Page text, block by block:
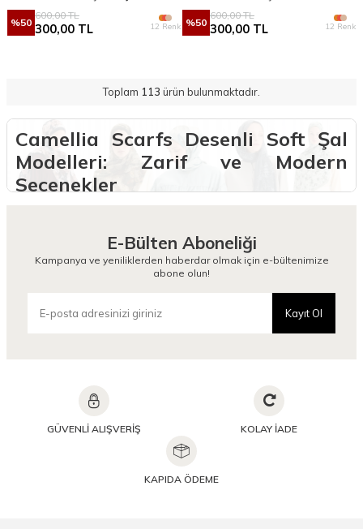
%50
600,00TL
300,00 TL 12 Renk %50
600,00TL
300,00 TL 12 Renk
Toplam 113 ürün bulunmaktadır.
Camellia Scarfs Desenli Soft Şal
Modelleri: Zarif ve Modern
Seçenekler
çizgilerle harmanlanan bu şallar, her sezonun renk ve desen
trendlerine uygun olarak tasarlanır. Gerek şehir hayatında, gerekse
özel buluşmalarda kullanılabilecek bu özel parçalar, hem konforlu
hem de stil sahibi bir duruş sergiler. Hafif yapısı ve nefes alabilen
Yumuşak dokusu sayesinde gün boyu konfor sunan bu şallar, estetik
olduğu kadar pratiktir de. Koleksiyonda yer alan her bir model, günlük
Camellia Scarfs’ın desenli soft şal koleksiyonu, hem klasik hem de
modern zevklere hitap eden zengin bir tasarım yelpazesine sahiptir.
soyut motifler ve doğadan ilham alan temalarla farklı tarzlara uygun
E-Bülten Aboneliği
Kampanya ve yeniliklerden haberdar olmak için e-bültenimize
abone olun!
Kayıt Ol
GÜVENLİ ALIŞVERİŞ KOLAY İADE
KAPIDA ÖDEME